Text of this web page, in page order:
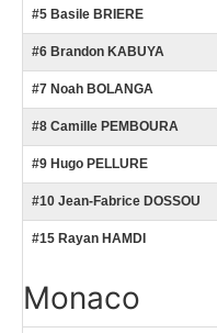
#5 Basile BRIERE
#6 Brandon KABUYA
#7 Noah BOLANGA
#8 Camille PEMBOURA
#9 Hugo PELLURE
#10 Jean-Fabrice DOSSOU
#15 Rayan HAMDI
Monaco